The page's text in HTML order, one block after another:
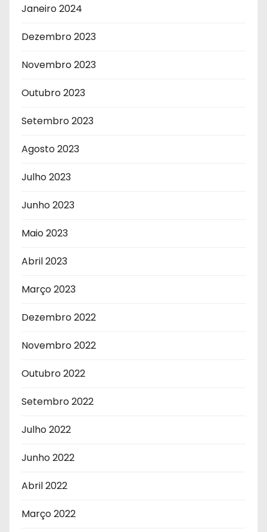
Janeiro 2024
Dezembro 2023
Novembro 2023
Outubro 2023
Setembro 2023
Agosto 2023
Julho 2023
Junho 2023
Maio 2023
Abril 2023
Março 2023
Dezembro 2022
Novembro 2022
Outubro 2022
Setembro 2022
Julho 2022
Junho 2022
Abril 2022
Março 2022